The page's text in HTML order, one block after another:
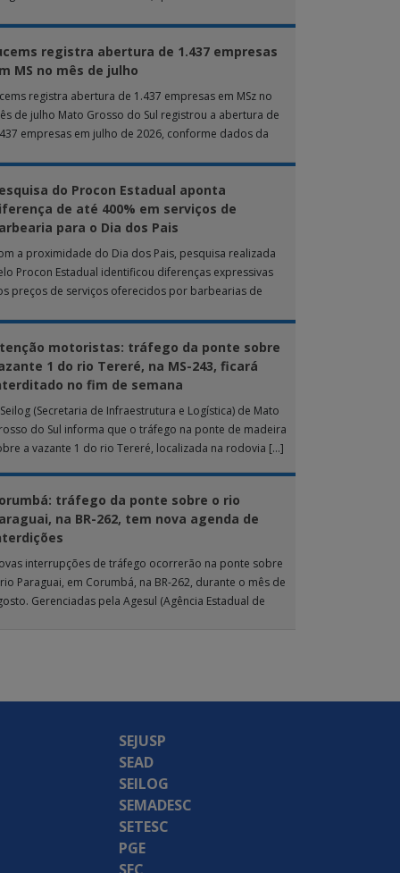
registra abertura de 1.437 empresas
MS no mês de julho
registra abertura de 1.437 empresas em MSz no
de julho Mato Grosso do Sul registrou a abertura de
empresas em julho de 2026, conforme dados da
do Procon Estadual aponta
de até 400% em serviços de
para o Dia dos Pais
a proximidade do Dia dos Pais, pesquisa realizada
Procon Estadual identificou diferenças expressivas
preços de serviços oferecidos por barbearias de
motoristas: tráfego da ponte sobre
1 do rio Tereré, na MS-243, ficará
no fim de semana
(Secretaria de Infraestrutura e Logística) de Mato
do Sul informa que o tráfego na ponte de madeira
a vazante 1 do rio Tereré, localizada na rodovia […]
tráfego da ponte sobre o rio
na BR-262, tem nova agenda de
interrupções de tráfego ocorrerão na ponte sobre
Paraguai, em Corumbá, na BR-262, durante o mês de
Gerenciadas pela Agesul (Agência Estadual de
SEJUSP
SEAD
SEILOG
SEMADESC
SETESC
PGE